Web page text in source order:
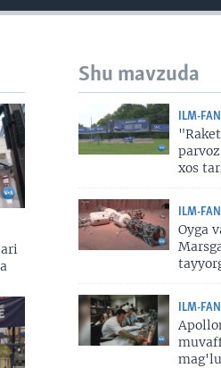
Shu mavzuda
ILM-FAN
xos
ILM-FAN
Oyga
ILM-FAN